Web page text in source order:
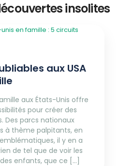
insolites
aux USA
aux États-Unis offre
pour créer des
Des parcs nationaux
à thème palpitants, en
il y en a
de tel que de voir les
enfants, que ce [...]